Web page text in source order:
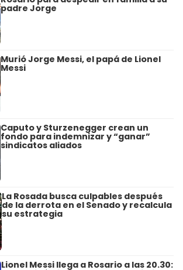
padre Jorge
Murió Jorge Messi, el papá de Lionel
Messi
Caputo y Sturzenegger crean un
fondo para indemnizar y “ganar”
sindicatos aliados
La Rosada busca culpables después
de la derrota en el Senado y recalcula
su estrategia
Lionel Messi llega a Rosario a las 20.30: